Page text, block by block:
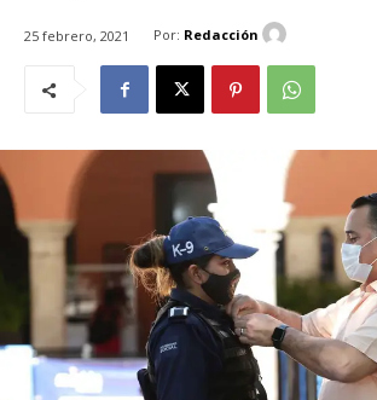
25 febrero, 2021 Por: Redacción